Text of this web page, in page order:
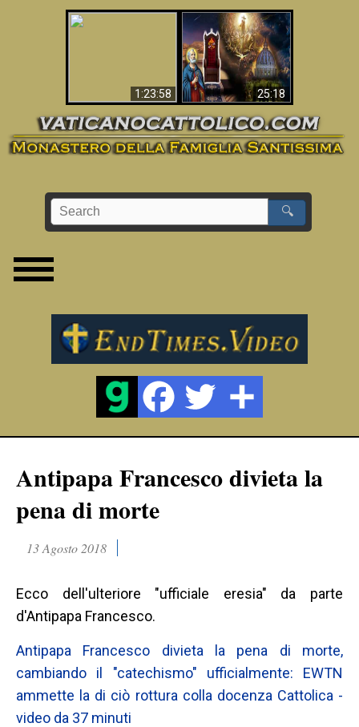
1:23:58 25:18
La Bibbia ha previsto
70 anni senza Papa?
🔍
Antipapa Francesco divieta la
pena di morte
13 Agosto 2018
Ecco dell'ulteriore "ufficiale eresia" da parte
d'Antipapa Francesco.
Antipapa Francesco divieta la pena di morte,
cambiando il "catechismo" ufficialmente: EWTN
ammette la di ciò rottura colla docenza Cattolica -
video da 37 minuti